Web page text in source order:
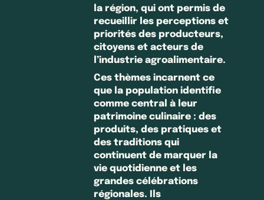
la région, qui ont permis de
recueillir les perceptions et
priorités des producteurs,
citoyens et acteurs de
l’industrie agroalimentaire.
Ces thèmes incarnent ce
que la population identifie
comme central à leur
patrimoine culinaire : des
produits, des pratiques et
des traditions qui
continuent de marquer la
vie quotidienne et les
grandes célébrations
régionales. Ils